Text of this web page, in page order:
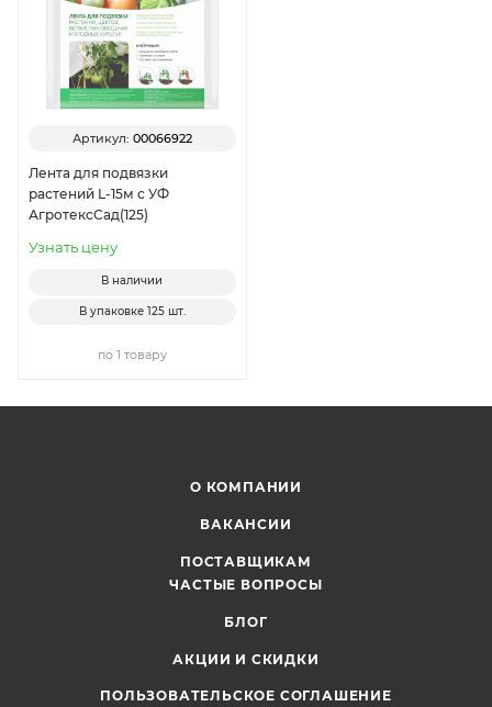
Артикул: 00066922
Лента для подвязки
растений L-15м с УФ
АгротексСад(125)
Узнать цену
В наличии
В упаковке 125 шт.
по 1 товару
О КОМПАНИИ
ВАКАНСИИ
ПОСТАВЩИКАМ
ЧАСТЫЕ ВОПРОСЫ
БЛОГ
АКЦИИ И СКИДКИ
ПОЛЬЗОВАТЕЛЬСКОЕ СОГЛАШЕНИЕ